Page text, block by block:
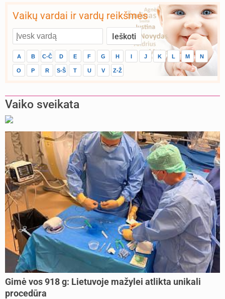
Vaikų vardai ir vardų reikšmės
A B C-Č D E F G H I J K L M N
O P R S-Š T U V Z-Ž
Vaiko sveikata
Gimė vos 918 g: Lietuvoje mažylei atlikta unikali
procedūra